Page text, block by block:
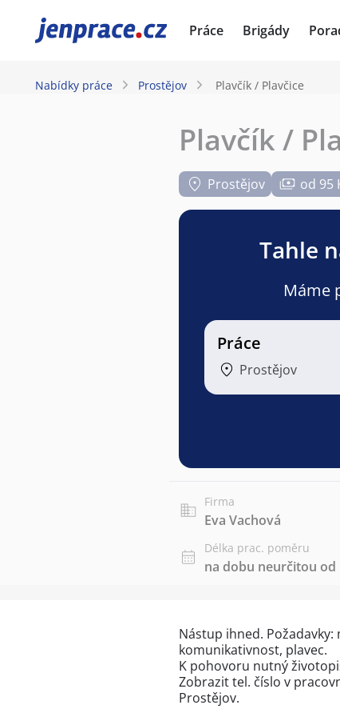
JenPráce.cz Práce Brigády
Nabídky práce Prostějov Plavčík / Plavčice
Plavčík /
Prostějov od 95
Tahle
Máme
Práce
Prostějov
Firma
Eva Vachová
Délka prac. poměru
na dobu neurčitou od
Nástup ihned.
komunikativnost, plavec.
K pohovoru nutný
Zobrazit tel. číslo v
Prostějov.